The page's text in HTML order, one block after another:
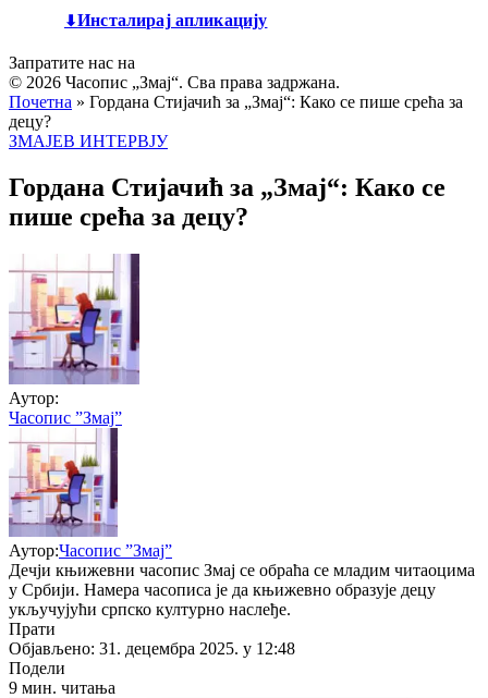
Инсталирај апликацију
Запратите нас на
© 2026 Часопис „Змај“. Сва права задржана.
Почетна » Гордана Стијачић за „Змај“: Како се пише срећа за
децу?
ЗМАЈЕВ ИНТЕРВЈУ
Гордана Стијачић за „Змај“: Како се
пише срећа за децу?
Аутор:
Часопис ”Змај”
Аутор:Часопис ”Змај”
Дечји књижевни часопис Змај се обраћа се младим читаоцима
у Србији. Намера часописа је да књижевно образује децу
укључујући српско културно наслеђе.
Прати
Објављено: 31. децембра 2025. у 12:48
Подели
9 мин. читања